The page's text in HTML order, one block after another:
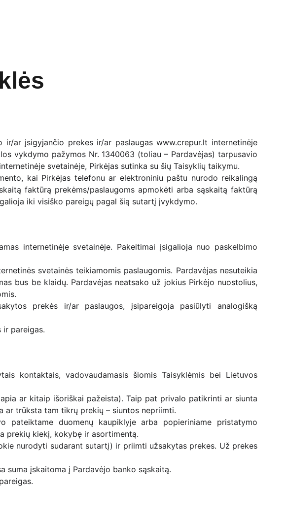
ir/ar įsigyjančio prekes ir/ar paslaugaswww.crepur.lt internetinėje
vykdymo pažymos Nr. 1340063 (toliau – Pardavėjas) tarpusavio
svetainėje, Pirkėjas sutinka su šių Taisyklių taikymu.
kai Pirkėjas telefonu ar elektroniniu paštu nurodo reikalingą
faktūrą prekėms/paslaugoms apmokėti arba sąskaitą faktūrą
iki visiško pareigų pagal šią sutartį įvykdymo.
internetinėje svetainėje. Pakeitimai įsigalioja nuo paskelbimo
svetainės teikiamomis paslaugomis. Pardavėjas nesuteikia
bus be klaidų. Pardavėjas neatsako už jokius Pirkėjo nuostolius,
prekės ir/ar paslaugos, įsipareigoja pasiūlyti analogišką
ir pareigas.
kontaktais, vadovaudamasis šiomis Taisyklėmis bei Lietuvos
ar kitaip išoriškai pažeista). Taip pat privalo patikrinti ar siunta
ar trūksta tam tikrų prekių – siuntos nepriimti.
duomenų kaupiklyje arba popieriniame pristatymo
prekių kiekį, kokybę ir asortimentą.
nurodyti sudarant sutartį) ir priimti užsakytas prekes. Už prekes
suma įskaitoma į Pardavėjo banko sąskaitą.